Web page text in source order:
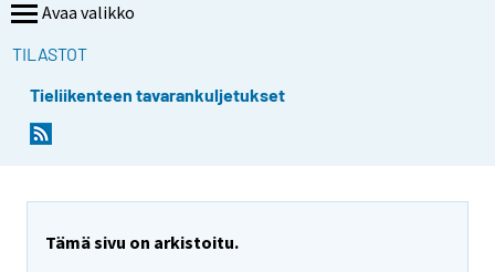
Avaa valikko
TILASTOT
Tieliikenteen tavarankuljetukset
Tämä sivu on arkistoitu.